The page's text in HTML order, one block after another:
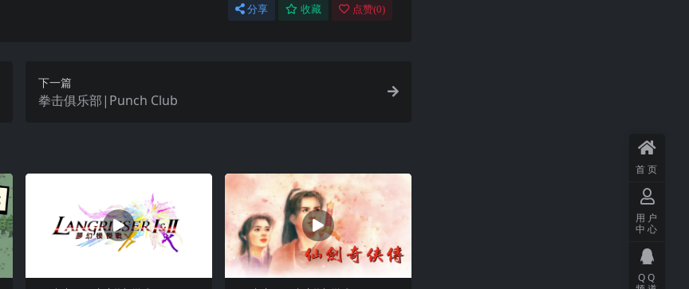
分享 收藏 点赞(0)
下一篇
拳击俱乐部|Punch Club
首页
用户
中心
QQ